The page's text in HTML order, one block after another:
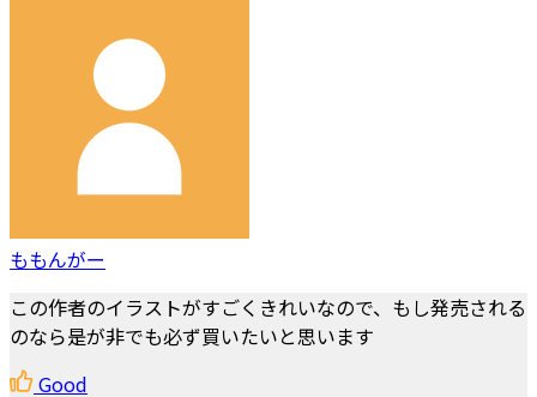
ももんがー
この作者のイラストがすごくきれいなので、もし発売される
のなら是が非でも必ず買いたいと思います
Good